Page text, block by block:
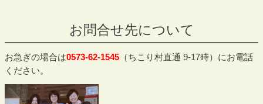
へ
お問合せ先について
お急ぎの場合は0573-62-1545 （ちこり村直通 9-17時）にお電話
ください。